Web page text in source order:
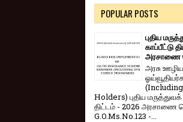
POPULAR POSTS
புதிய
காப்பீட்டு
அரசாணை
அரசு
(Including
Holders) புதிய மருத்துவக்
திட்டம் - 2026 அரசாணை
G.O.Ms.No.123 -...